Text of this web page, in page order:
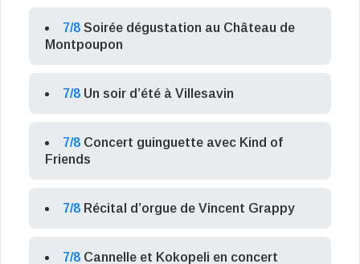
7/8 Soirée dégustation au Château de
Montpoupon
7/8 Un soir d’été à Villesavin
7/8 Concert guinguette avec Kind of
Friends
7/8 Récital d’orgue de Vincent Grappy
7/8 Cannelle et Kokopeli en concert